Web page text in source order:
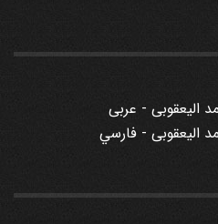
- عربی
- فارسي